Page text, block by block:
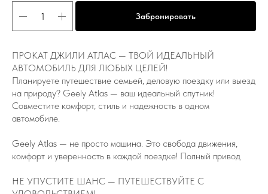
Забронировать
ПРОКАТ ДЖИЛИ АТЛАС — ТВОЙ ИДЕАЛЬНЫЙ
АВТОМОБИЛЬ ДЛЯ ЛЮБЫХ ЦЕЛЕЙ!
Планируете путешествие семьей, деловую поездку или выезд
на природу? Geely Atlas — ваш идеальный спутник!
Совместите комфорт, стиль и надежность в одном
автомобиле.
Geely Atlas — не просто машина. Это свобода движения,
комфорт и уверенность в каждой поездке! Полный привод
НЕ УПУСТИТЕ ШАНС — ПУТЕШЕСТВУЙТЕ С